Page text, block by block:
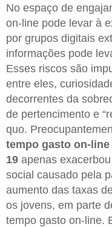
No espaço de
on-line pode levar à
por grupos digitais
informações pode
Esses riscos são
entre eles,
decorrentes da
de pertencimento e
quo.
tempo gasto on-line
19 apenas
social causado pela
aumento das taxas
os jovens, em parte
tempo gasto on-line.